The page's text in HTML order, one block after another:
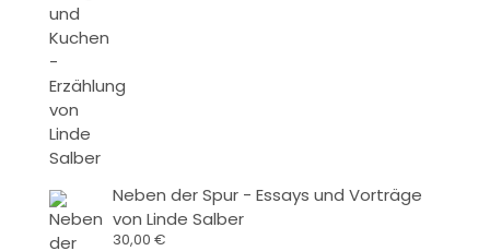
Neben der Spur - Essays und Vorträge
von Linde Salber
30,00 €